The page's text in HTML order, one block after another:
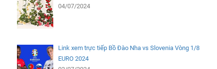
04/07/2024
Link xem trực tiếp Bồ Đào Nha vs Slovenia Vòng 1/8
EURO 2024